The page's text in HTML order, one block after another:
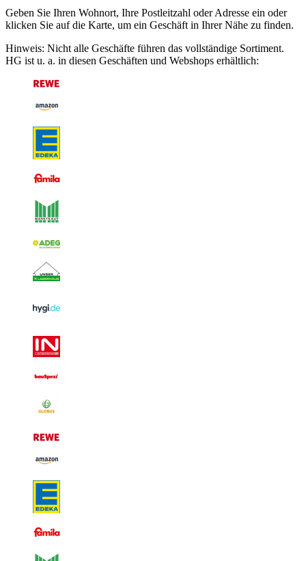
Geben Sie Ihren Wohnort, Ihre Postleitzahl oder Adresse ein oder
klicken Sie auf die Karte, um ein Geschäft in Ihrer Nähe zu finden.
Hinweis: Nicht alle Geschäfte führen das vollständige Sortiment.
HG ist u. a. in diesen Geschäften und Webshops erhältlich: